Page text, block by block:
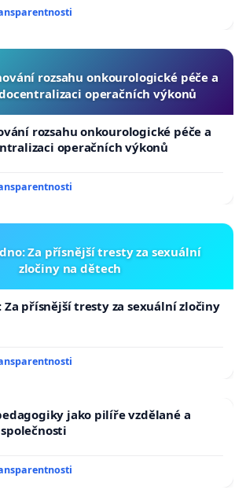
rozsahu onkourologické péče a
operačních výkonů
rozsahu onkourologické péče a
operačních výkonů
Za přísnější tresty za sexuální
zločiny na dětech
Za přísnější tresty za sexuální zločiny
jako pilíře vzdělané a